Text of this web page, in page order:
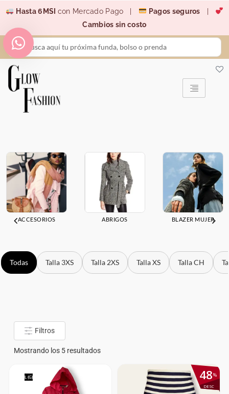
contenido
Hasta 6MSI con Mercado Pago | Pagos seguros
Cambios sin costo
Search
...
ACCESORIOS ABRIGOS BLAZER MUJER
Todas Talla 3XS Talla 2XS Talla XS Talla CH
Filtros
Mostrando los 5 resultados
L (G) %
DESC
48